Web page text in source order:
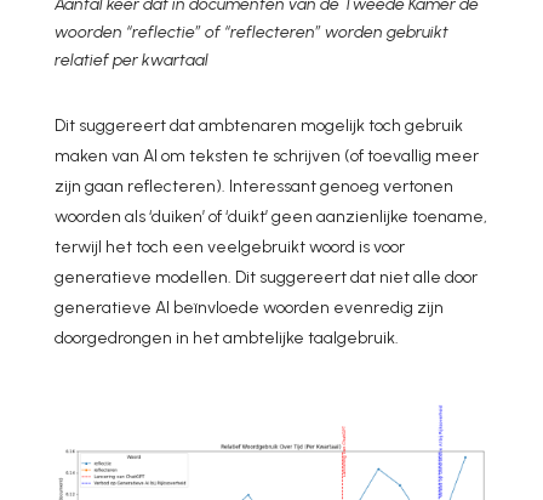
Aantal keer dat in documenten van de Tweede Kamer de
woorden “reflectie” of “reflecteren” worden gebruikt
relatief per kwartaal
Dit suggereert dat ambtenaren mogelijk toch gebruik
maken van AI om teksten te schrijven (of toevallig meer
zijn gaan reflecteren). Interessant genoeg vertonen
woorden als ‘duiken’ of ‘duikt’ geen aanzienlijke toename,
terwijl het toch een veelgebruikt woord is voor
generatieve modellen. Dit suggereert dat niet alle door
generatieve AI beïnvloede woorden evenredig zijn
doorgedrongen in het ambtelijke taalgebruik.